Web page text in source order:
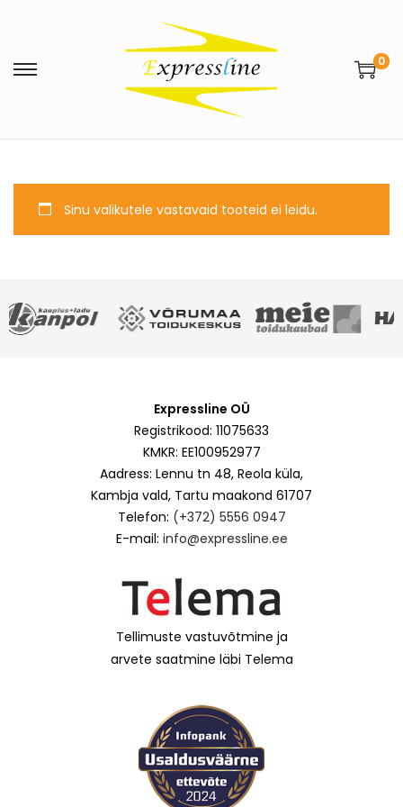
0
Sinu valikutele vastavaid tooteid ei leidu.
Expressline OÜ
Registrikood: 11075633
KMKR: EE100952977
Aadress: Lennu tn 48, Reola küla,
Kambja vald, Tartu maakond 61707
Telefon: (+372) 5556 0947
E-mail: info@expressline.ee
Tellimuste vastuvõtmine ja
arvete saatmine läbi Telema